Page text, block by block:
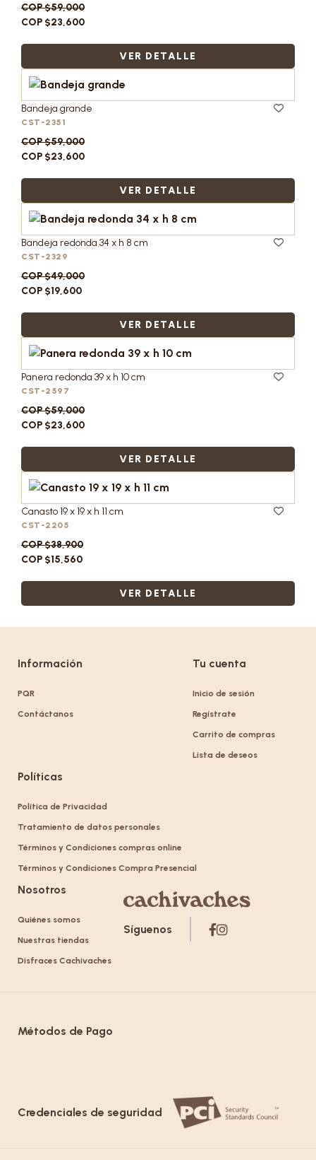
COP $59,000
COP $23,600
VER DETALLE
Bandeja grande
CST-2351
COP $59,000
COP $23,600
VER DETALLE
Bandeja redonda 34 x h 8 cm
CST-2329
COP $49,000
COP $19,600
VER DETALLE
Panera redonda 39 x h 10 cm
CST-2597
COP $59,000
COP $23,600
VER DETALLE
Canasto 19 x 19 x h 11 cm
CST-2205
COP $38,900
COP $15,560
VER DETALLE
Información
PQR
Contáctanos
Tu cuenta
Inicio de sesión
Regístrate
Carrito de compras
Lista de deseos
Políticas
Política de Privacidad
Tratamiento de datos personales
Términos y Condiciones compras online
Términos y Condiciones Compra Presencial
Nosotros
Quiénes somos
Nuestras tiendas
Disfraces Cachivaches
Síguenos
Métodos de Pago
Credenciales de seguridad